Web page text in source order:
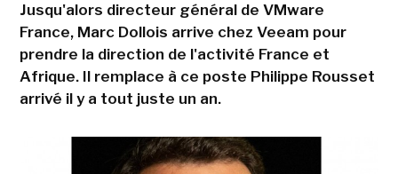
Jusqu'alors directeur général de VMware
France, Marc Dollois arrive chez Veeam pour
prendre la direction de l'activité France et
Afrique. Il remplace à ce poste Philippe Rousset
arrivé il y a tout juste un an.